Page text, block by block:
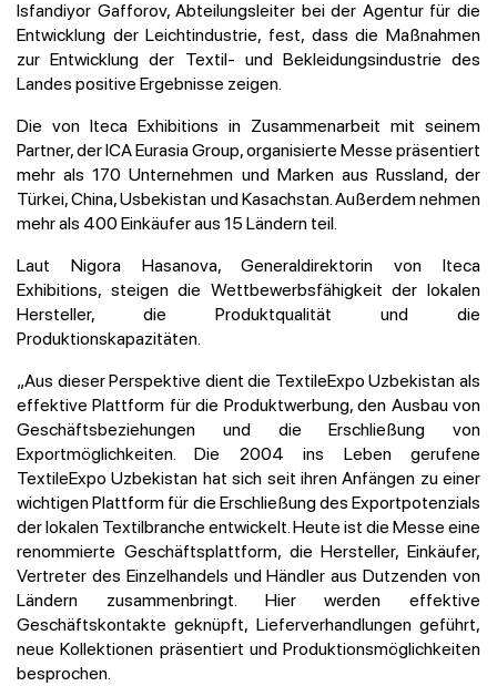
Isfandiyor Gafforov, Abteilungsleiter bei der Agentur für die
Entwicklung der Leichtindustrie, fest, dass die Maßnahmen
zur Entwicklung der Textil- und Bekleidungsindustrie des
Landes positive Ergebnisse zeigen.
Die von Iteca Exhibitions in Zusammenarbeit mit seinem
Partner, der ICA Eurasia Group, organisierte Messe präsentiert
mehr als 170 Unternehmen und Marken aus Russland, der
Türkei, China, Usbekistan und Kasachstan. Außerdem nehmen
mehr als 400 Einkäufer aus 15 Ländern teil.
Laut Nigora Hasanova, Generaldirektorin von Iteca
Exhibitions, steigen die Wettbewerbsfähigkeit der lokalen
Hersteller, die Produktqualität und die
Produktionskapazitäten.
„Aus dieser Perspektive dient die TextileExpo Uzbekistan als
effektive Plattform für die Produktwerbung, den Ausbau von
Geschäftsbeziehungen und die Erschließung von
Exportmöglichkeiten. Die 2004 ins Leben gerufene
TextileExpo Uzbekistan hat sich seit ihren Anfängen zu einer
wichtigen Plattform für die Erschließung des Exportpotenzials
der lokalen Textilbranche entwickelt. Heute ist die Messe eine
renommierte Geschäftsplattform, die Hersteller, Einkäufer,
Vertreter des Einzelhandels und Händler aus Dutzenden von
Ländern zusammenbringt. Hier werden effektive
Geschäftskontakte geknüpft, Lieferverhandlungen geführt,
neue Kollektionen präsentiert und Produktionsmöglichkeiten
besprochen.